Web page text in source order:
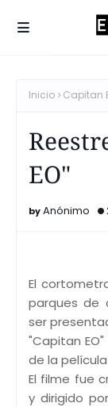
Inicio Capitan
EO"
Anónimo
El
parques de
ser
"Capitan
de la película
El filme fue
y dirigido